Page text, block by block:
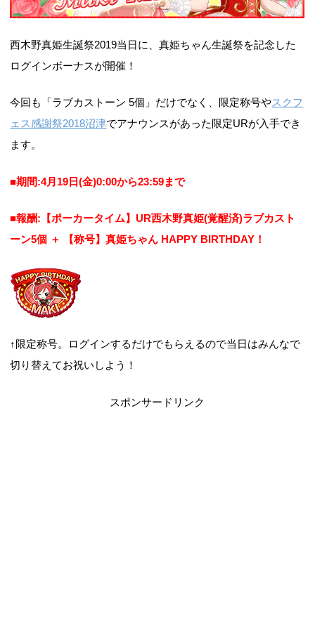
西木野真姫生誕祭2019当日に、真姫ちゃん生誕祭を記念した
ログインボーナスが開催！
今回も「ラブカストーン 5個」だけでなく、限定称号やスクフ
ェス感謝祭2018沼津でアナウンスがあった限定URが入手でき
ます。
■期間:4月19日(金)0:00から23:59まで
■報酬:【ポーカータイム】UR西木野真姫(覚醒済)ラブカスト
ーン5個 ＋ 【称号】真姫ちゃん HAPPY BIRTHDAY！
↑限定称号。ログインするだけでもらえるので当日はみんなで
切り替えてお祝いしよう！
スポンサードリンク